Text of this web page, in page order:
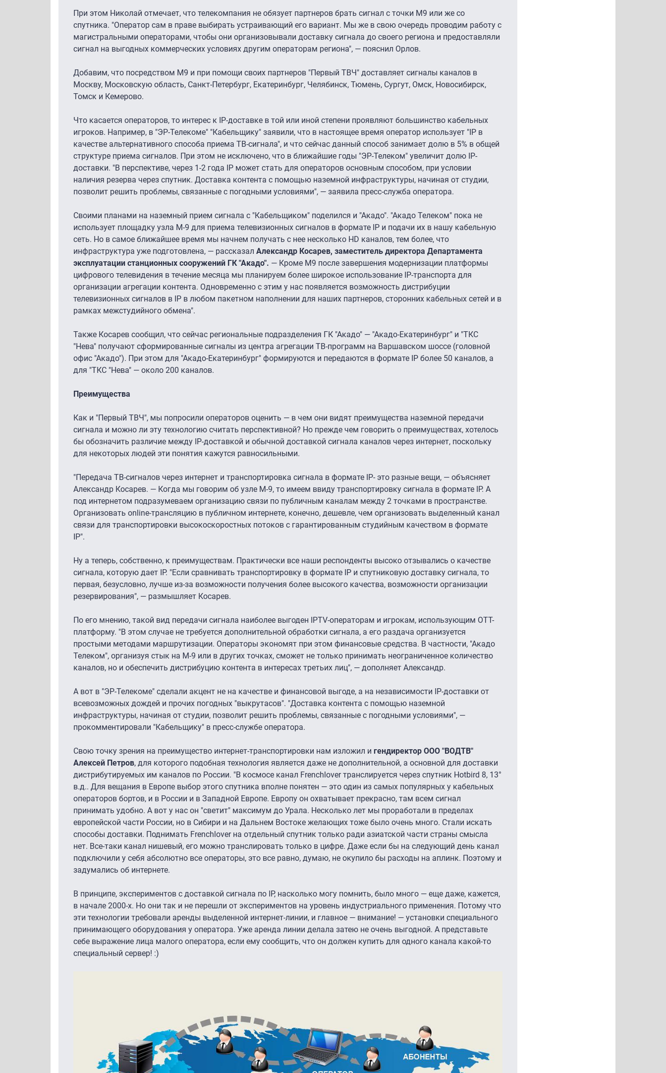
При этом Николай отмечает, что телекомпания не обязует партнеров брать сигнал с точки М9 или же со
спутника. "Оператор сам в праве выбирать устраивающий его вариант. Мы же в свою очередь проводим работу с
магистральными операторами, чтобы они организовывали доставку сигнала до своего региона и предоставляли
сигнал на выгодных коммерческих условиях другим операторам региона", — пояснил Орлов.
Добавим, что посредством М9 и при помощи своих партнеров "Первый ТВЧ" доставляет сигналы каналов в
Москву, Московскую область, Санкт-Петербург, Екатеринбург, Челябинск, Тюмень, Сургут, Омск, Новосибирск,
Томск и Кемерово.
Что касается операторов, то интерес к IP-доставке в той или иной степени проявляют большинство кабельных
игроков. Например, в "ЭР-Телекоме" "Кабельщику" заявили, что в настоящее время оператор использует "IP в
качестве альтернативного способа приема ТВ-сигнала", и что сейчас данный способ занимает долю в 5% в общей
структуре приема сигналов. При этом не исключено, что в ближайшие годы "ЭР-Телеком" увеличит долю IP-
доставки. "В перспективе, через 1-2 года IP может стать для операторов основным способом, при условии
наличия резерва через спутник. Доставка контента с помощью наземной инфраструктуры, начиная от студии,
позволит решить проблемы, связанные с погодными условиями", — заявила пресс-служба оператора.
Своими планами на наземный прием сигнала с "Кабельщиком" поделился и "Акадо". "Акадо Телеком" пока не
использует площадку узла М-9 для приема телевизионных сигналов в формате IP и подачи их в нашу кабельную
сеть. Но в самое ближайшее время мы начнем получать с нее несколько HD каналов, тем более, что
инфраструктура уже подготовлена, — рассказал Александр Косарев, заместитель директора Департамента
эксплуатации станционных сооружений ГК "Акадо". — Кроме M9 после завершения модернизации платформы
цифрового телевидения в течение месяца мы планируем более широкое использование IP-транспорта для
организации агрегации контента. Одновременно с этим у нас появляется возможность дистрибуции
телевизионных сигналов в IP в любом пакетном наполнении для наших партнеров, сторонних кабельных сетей и в
рамках межстудийного обмена".
Также Косарев сообщил, что сейчас региональные подразделения ГК "Акадо" — "Акадо-Екатеринбург" и "ТКС
"Нева" получают сформированные сигналы из центра агрегации ТВ-программ на Варшавском шоссе (головной
офис "Акадо"). При этом для "Акадо-Екатеринбург" формируются и передаются в формате IP более 50 каналов, а
для "ТКС "Нева" — около 200 каналов.
Преимущества
Как и "Первый ТВЧ", мы попросили операторов оценить — в чем они видят преимущества наземной передачи
сигнала и можно ли эту технологию считать перспективной? Но прежде чем говорить о преимуществах, хотелось
бы обозначить различие между IP-доставкой и обычной доставкой сигнала каналов через интернет, поскольку
для некоторых людей эти понятия кажутся равносильными.
"Передача ТВ-сигналов через интернет и транспортировка сигнала в формате IP- это разные вещи, — объясняет
Александр Косарев. — Когда мы говорим об узле М-9, то имеем ввиду транспортировку сигнала в формате IP. А
под интернетом подразумеваем организацию связи по публичным каналам между 2 точками в пространстве.
Организовать online-трансляцию в публичном интернете, конечно, дешевле, чем организовать выделенный канал
связи для транспортировки высокоскоростных потоков с гарантированным студийным качеством в формате
IP".
Ну а теперь, собственно, к преимуществам. Практически все наши респонденты высоко отзывались о качестве
сигнала, которую дает IP. "Если сравнивать транспортировку в формате IP и спутниковую доставку сигнала, то
первая, безусловно, лучше из-за возможности получения более высокого качества, возможности организации
резервирования", — размышляет Косарев.
По его мнению, такой вид передачи сигнала наиболее выгоден IPTV-операторам и игрокам, использующим OTT-
платформу. "В этом случае не требуется дополнительной обработки сигнала, а его раздача организуется
простыми методами маршрутизации. Операторы экономят при этом финансовые средства. В частности, "Акадо
Телеком", организуя стык на М-9 или в других точках, сможет не только принимать неограниченное количество
каналов, но и обеспечить дистрибуцию контента в интересах третьих лиц", — дополняет Александр.
А вот в "ЭР-Телекоме" сделали акцент не на качестве и финансовой выгоде, а на независимости IP-доставки от
всевозможных дождей и прочих погодных "выкрутасов". "Доставка контента с помощью наземной
инфраструктуры, начиная от студии, позволит решить проблемы, связанные с погодными условиями", —
прокомментировали "Кабельщику" в пресс-службе оператора.
Свою точку зрения на преимущество интернет-транспортировки нам изложил и гендиректор ООО "ВОДТВ"
Алексей Петров, для которого подобная технология является даже не дополнительной, а основной для доставки
дистрибутируемых им каналов по России. "В космосе канал Frenchlover транслируется через спутник Hotbird 8, 13°
в.д.. Для вещания в Европе выбор этого спутника вполне понятен — это один из самых популярных у кабельных
операторов бортов, и в России и в Западной Европе. Европу он охватывает прекрасно, там всем сигнал
принимать удобно. А вот у нас он "светит" максимум до Урала. Несколько лет мы проработали в пределах
европейской части России, но в Сибири и на Дальнем Востоке желающих тоже было очень много. Стали искать
способы доставки. Поднимать Frenchlover на отдельный спутник только ради азиатской части страны смысла
нет. Все-таки канал нишевый, его можно транслировать только в цифре. Даже если бы на следующий день канал
подключили у себя абсолютно все операторы, это все равно, думаю, не окупило бы расходы на аплинк. Поэтому и
задумались об интернете.
В принципе, экспериментов c доставкой сигнала по IP, насколько могу помнить, было много — еще даже, кажется,
в начале 2000-х. Но они так и не перешли от экспериментов на уровень индустриального применения. Потому что
эти технологии требовали аренды выделенной интернет-линии, и главное — внимание! — установки специального
принимающего оборудования у оператора. Уже аренда линии делала затею не очень выгодной. А представьте
себе выражение лица малого оператора, если ему сообщить, что он должен купить для одного канала какой-то
специальный сервер! :)